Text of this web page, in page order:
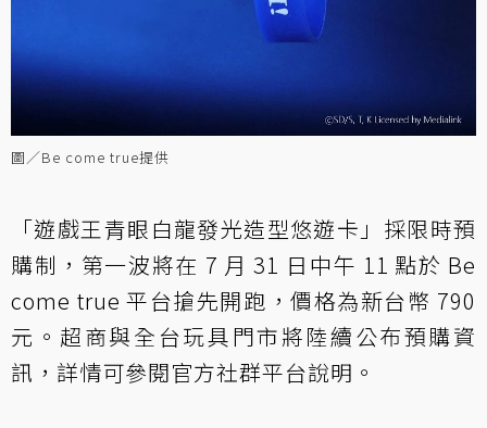
圖／Be come true提供
「遊戲王青眼白龍發光造型悠遊卡」採限時預
購制，第一波將在 7 月 31 日中午 11 點於 Be
come true 平台搶先開跑，價格為新台幣 790
元。超商與全台玩具門市將陸續公布預購資
訊，詳情可參閱官方社群平台說明。